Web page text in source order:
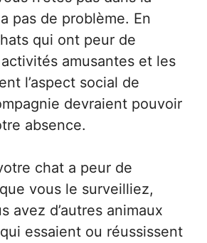
pas de problème. En
qui ont peur de
amusantes et les
l’aspect social de
devraient pouvoir
absence.
chat a peur de
vous le surveilliez,
avez d’autres animaux
essaient ou réussissent